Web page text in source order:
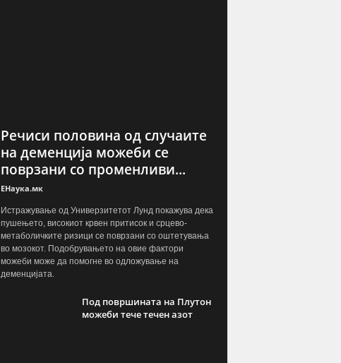
Речиси половина од случаите
на деменција можеби се
поврзани со променливи...
ЕНаука.мк
Истражување од Универзитетот Лунд покажува дека
пушењето, високиот крвен притисок и срцево-
метаболичките ризици се поврзани со оштетувања
во мозокот. Подобрувањето на овие фактори
можеби може да помогне во одложување на
деменцијата.
Под површината на Плутон
можеби тече течен азот